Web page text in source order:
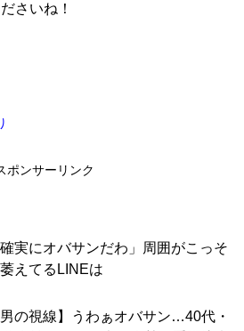
さいね！
ポンサーリンク
確実にオバサンだわ」周囲がこっそ
えてるLINEは
男の視線】うわぁオバサン…40代・